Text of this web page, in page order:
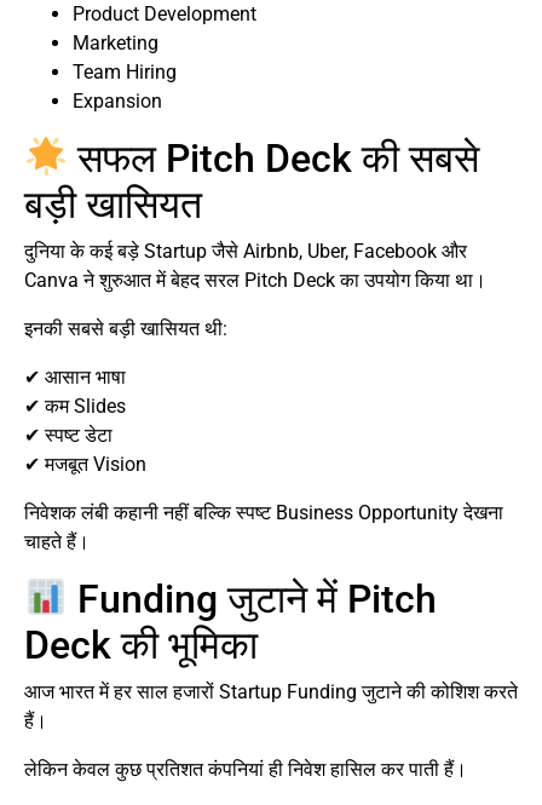
Product Development
Marketing
Team Hiring
Expansion
सफल Pitch Deck की सबसे
बड़ी खासियत
दुनिया के कई बड़े Startup जैसे Airbnb, Uber, Facebook और
Canva ने शुरुआत में बेहद सरल Pitch Deck का उपयोग किया था।
इनकी सबसे बड़ी खासियत थी:
✔ आसान भाषा
✔ कम Slides
✔ स्पष्ट डेटा
✔ मजबूत Vision
निवेशक लंबी कहानी नहीं बल्कि स्पष्ट Business Opportunity देखना
चाहते हैं।
Funding जुटाने में Pitch
Deck की भूमिका
आज भारत में हर साल हजारों Startup Funding जुटाने की कोशिश करते
हैं।
लेकिन केवल कुछ प्रतिशत कंपनियां ही निवेश हासिल कर पाती हैं।